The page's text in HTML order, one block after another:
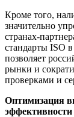
Кроме того,
значительно
странах-
стандарты ISO в
позволяет
рынки и
проверками и
Оптимизация